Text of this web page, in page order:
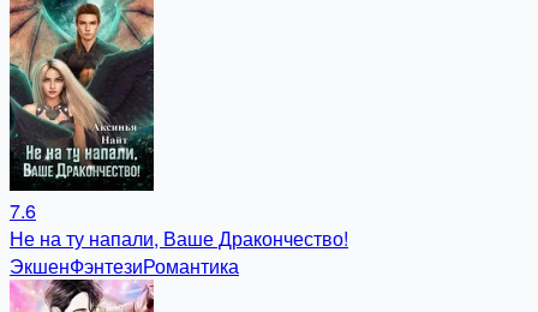
7.6
Не на ту напали, Ваше Дракончество!
ЭкшенФэнтезиРомантика